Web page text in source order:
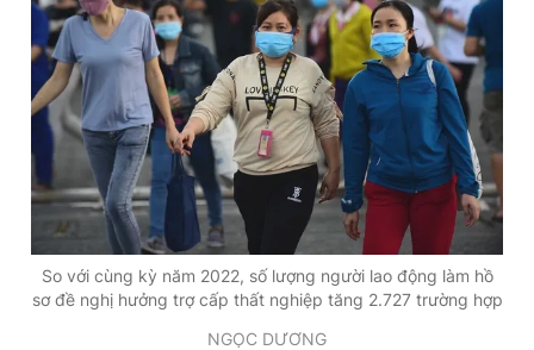
So với cùng kỳ năm 2022, số lượng người lao động làm hồ
sơ đề nghị hưởng trợ cấp thất nghiệp tăng 2.727 trường hợp
NGỌC DƯƠNG